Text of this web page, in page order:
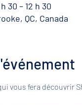
30 – 12 h 30
QC, Canada
vous fera découvrir